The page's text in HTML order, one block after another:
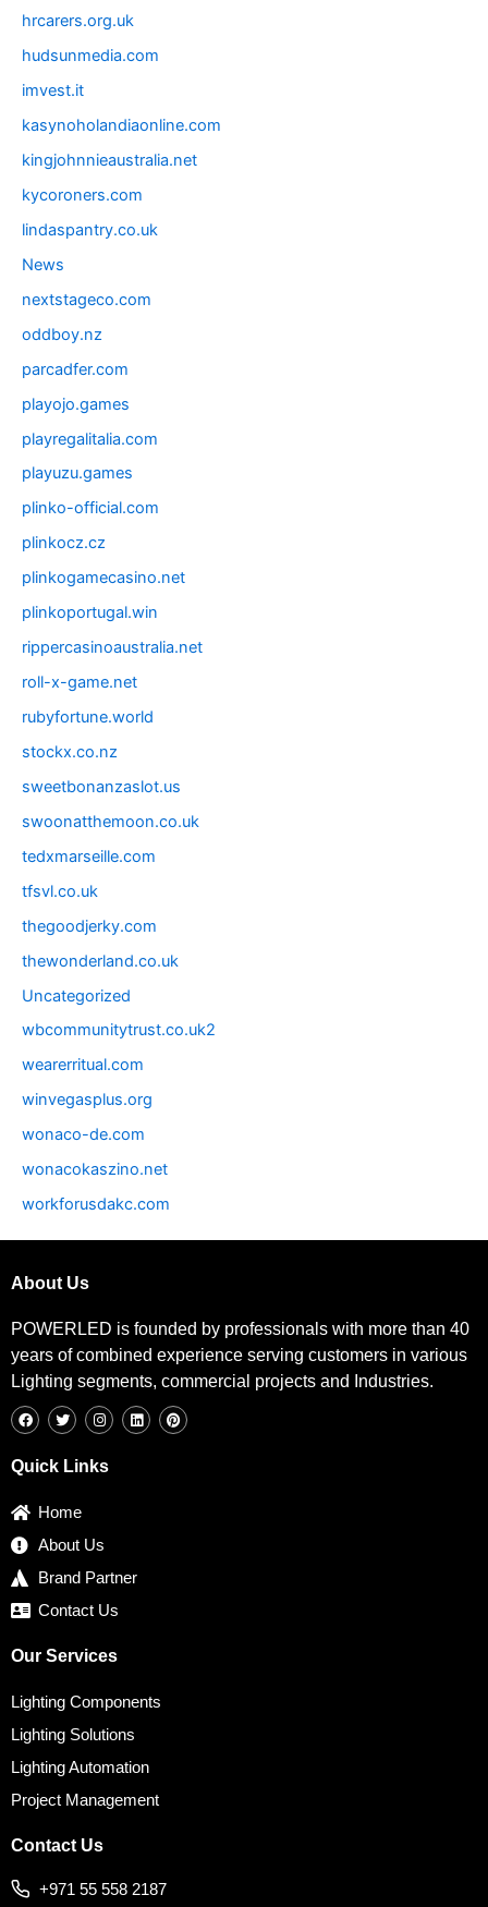
hrcarers.org.uk
hudsunmedia.com
imvest.it
kasynoholandiaonline.com
kingjohnnieaustralia.net
kycoroners.com
lindaspantry.co.uk
News
nextstageco.com
oddboy.nz
parcadfer.com
playojo.games
playregalitalia.com
playuzu.games
plinko-official.com
plinkocz.cz
plinkogamecasino.net
plinkoportugal.win
rippercasinoaustralia.net
roll-x-game.net
rubyfortune.world
stockx.co.nz
sweetbonanzaslot.us
swoonatthemoon.co.uk
tedxmarseille.com
tfsvl.co.uk
thegoodjerky.com
thewonderland.co.uk
Uncategorized
wbcommunitytrust.co.uk2
wearerritual.com
winvegasplus.org
wonaco-de.com
wonacokaszino.net
workforusdakc.com
About Us
POWERLED is founded by professionals with more than 40
years of combined experience serving customers in various
Lighting segments, commercial projects and Industries.
a
c
o
w
i
t
e
n
s
g
i
n
i
n
Quick Links
Home
About Us
Brand Partner
Contact Us
Our Services
Lighting Components
Lighting Solutions
Lighting Automation
Project Management
Contact Us
+971 55 558 2187